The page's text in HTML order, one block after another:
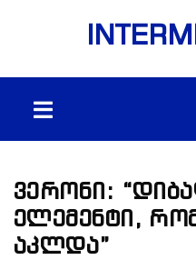
ვერონი:
ელემენტი,
აკლდა”